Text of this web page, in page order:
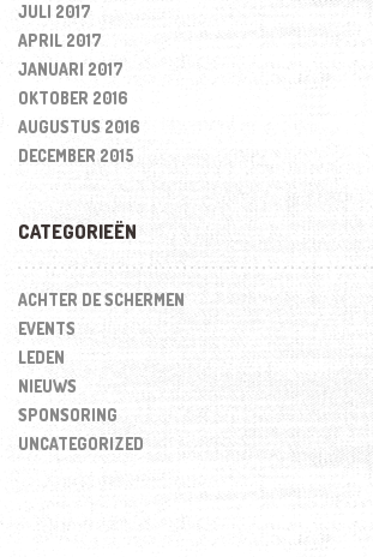
JULI 2017
APRIL 2017
JANUARI 2017
OKTOBER 2016
AUGUSTUS 2016
DECEMBER 2015
CATEGORIEËN
ACHTER DE SCHERMEN
EVENTS
LEDEN
NIEUWS
SPONSORING
UNCATEGORIZED